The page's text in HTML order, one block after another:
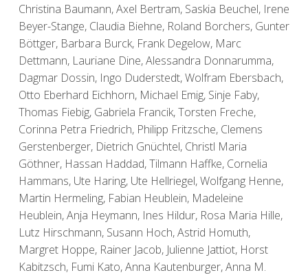
Christina Baumann, Axel Bertram, Saskia Beuchel, Irene
Beyer-Stange, Claudia Biehne, Roland Borchers, Gunter
Böttger, Barbara Burck, Frank Degelow, Marc
Dettmann, Lauriane Dine, Alessandra Donnarumma,
Dagmar Dossin, Ingo Duderstedt, Wolfram Ebersbach,
Otto Eberhard Eichhorn, Michael Emig, Sinje Faby,
Thomas Fiebig, Gabriela Francik, Torsten Freche,
Corinna Petra Friedrich, Philipp Fritzsche, Clemens
Gerstenberger, Dietrich Gnüchtel, Christl Maria
Göthner, Hassan Haddad, Tilmann Haffke, Cornelia
Hammans, Ute Haring, Ute Hellriegel, Wolfgang Henne,
Martin Hermeling, Fabian Heublein, Madeleine
Heublein, Anja Heymann, Ines Hildur, Rosa Maria Hille,
Lutz Hirschmann, Susann Hoch, Astrid Homuth,
Margret Hoppe, Rainer Jacob, Julienne Jattiot, Horst
Kabitzsch, Fumi Kato, Anna Kautenburger, Anna M.